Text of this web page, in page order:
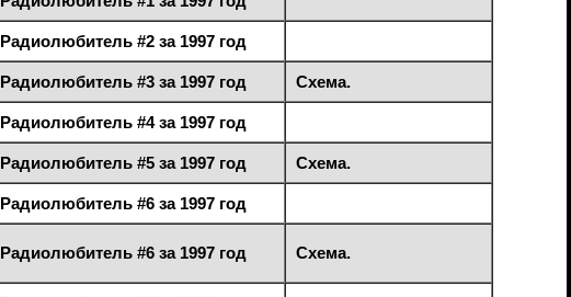
Радиолюбитель #2 за 1997 год
Радиолюбитель #3 за 1997 год Схема.
Радиолюбитель #4 за 1997 год
Радиолюбитель #5 за 1997 год Схема.
Радиолюбитель #6 за 1997 год
Радиолюбитель #6 за 1997 год Схема.